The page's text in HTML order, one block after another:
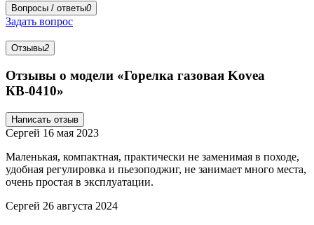
Вопросы / ответы0
Задать вопрос
Отзывы2
Отзывы о модели «Горелка газовая Kovea
КВ-0410»
Написать отзыв
Сергей 16 мая 2023
Маленькая, компактная, практически не заменимая в походе,
удобная регулировка и пьезоподжиг, не занимает много места,
очень простая в эксплуатации.
Сергей 26 августа 2024